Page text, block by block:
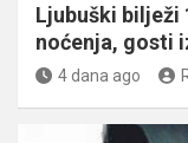
Ljubuški bilježi
noćenja, gosti
4 dana ago